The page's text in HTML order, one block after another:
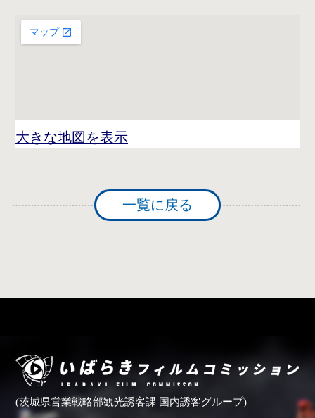
大きな地図を表示
一覧に戻る
(茨城県営業戦略部観光誘客課 国内誘客グループ)